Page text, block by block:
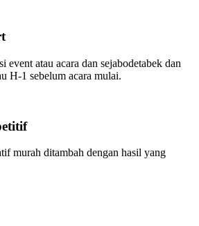
event atau acara dan sejabodetabek dan
H-1 sebelum acara mulai.
murah ditambah dengan hasil yang